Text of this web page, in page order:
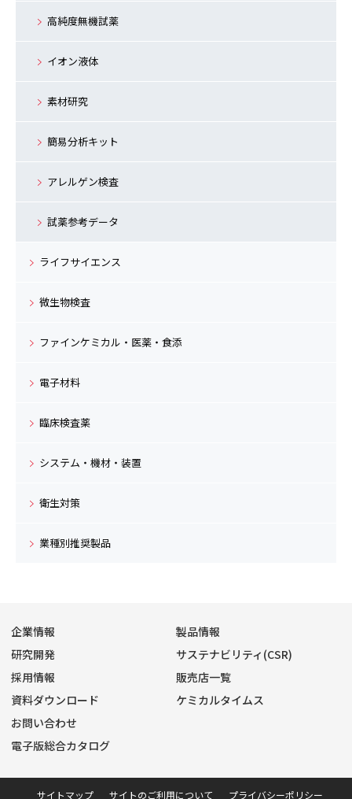
高純度無機試薬
イオン液体
素材研究
簡易分析キット
アレルゲン検査
試薬参考データ
ライフサイエンス
微生物検査
ファインケミカル・医薬・食添
電子材料
臨床検査薬
システム・機材・装置
衛生対策
業種別推奨製品
企業情報
製品情報
研究開発
サステナビリティ(CSR)
採用情報
販売店一覧
資料ダウンロード
ケミカルタイムス
お問い合わせ
電子版総合カタログ
サイトマップ サイトのご利用について プライバシーポリシー